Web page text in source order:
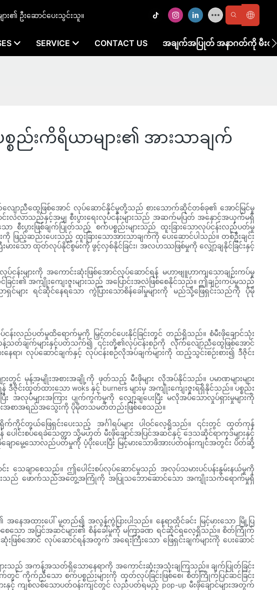
ား၏ ဦးဆောင်ပေးသွင်းသူ။
SERVICE CONTACT US အချက်အပြုတ် အနာဂတ်ကို မီးထိုး
ည်းကိရိယာများ၏ အားသာချက်
က်လျောညီထွေဖြစ်အောင် လုပ်ဆောင်နိုင်မှုတို့သည် စားသောက်ဆိုင်တစ်ခု၏ အောင်မြင်မှု
ောင်းလဲလာသည်နှင့်အမျှ စီးပွားရေးလုပ်ငန်းများသည် အဆက်မပြတ် အနှောင့်အယှက်မရှိ
ပွားဖြစ်ချက်ပြုတ်သည့် စက်ပစ္စည်းများသည် ထူးခြားသောလုပ်ငန်းလည်ပတ်မှု
ဖြည့်ဆည်းပေးသည့် ထူးခြားသောအားသာချက်ကို ပေးဆောင်ပါသည်။ တစ်ဦးချင်း
းမားသော ထုတ်လုပ်နိုင်စွမ်းကို ဖွင့်လှစ်နိုင်ခြင်း၊ အလဟဿဖြစ်မှုကို လျှော့ချနိုင်ခြင်းနှင့်
ငန်းများကို အကောင်းဆုံးဖြစ်အောင်လုပ်ဆောင်ရန် မဟာဗျူဟာကျသောချဉ်းကပ်မှု
င်း၏ အကျိုးကျေးဇူးများသည် အပြောင်းအလဲဖြစ်စေနိုင်သည်။ ဤချဉ်းကပ်မှုသည်
ာရှင်များ ရင်ဆိုင်နေရသော ကွဲပြားသောစိန်ခေါ်မှုများကို မည်သို့ဖြေရှင်းသည်ကို ပိုမို
ငန်းလည်ပတ်မှုထိရောက်မှုကို မြှင့်တင်ပေးနိုင်ခြင်းတွင် တည်ရှိသည်။ စံမီးဖိုချောင်သုံး
၏ ကန့်သတ်ချက်များနှင့်ပတ်သက်၍ ၎င်းတို့၏လုပ်ငန်းစဉ်ကို လိုက်လျောညီထွေဖြစ်အောင်
ာ၊ လုပ်ဆောင်ချက်နှင့် လုပ်ငန်းစဉ်လိုအပ်ချက်များကို ထည့်သွင်းစဉ်းစား၍ ဒီဇိုင်း
းတွင် မုန့်အမျိုးအစားအချို့ကို ဖုတ်သည့် မီးဖိုများ လိုအပ်နိုင်သည်။ ပမာဏများများ
ဇိုင်းထုတ်ထားသော woks နှင့် burners များမှ အကျိုးကျေးဇူးရရှိနိုင်သည်။ ပစ္စည်း
အလုပ်များအကြား ပျက်ကွက်မှုကို လျှော့ချပေးပြီး မလိုအပ်သောလှုပ်ရှားမှုများကို
ားအစာအရည်အသွေးကို ပိုမိုတသမတ်တည်းဖြစ်စေသည်။
က်ကိုင်တွယ်ဖြေရှင်းပေးသည့် အင်္ဂါရပ်များ ပါဝင်လေ့ရှိသည်။ ၎င်းတွင် ထုတ်ကုန်
ါင်းစပ်ရေခဲသေတ္တာ သို့မဟုတ် မီးဖိုချောင်အပြင်အဆင်နှင့် ဒေသဆိုင်ရာကုဒ်များနှင့်
သောလည်ပတ်မှုကို ပံ့ပိုးပေးပြီး မြင့်မားသောဖိအားပတ်ဝန်းကျင်အတွင်း ပိတ်ဆို့
း သေချာစေသည်။ ဤပေါင်းစပ်လုပ်ဆောင်မှုသည် အလုပ်သမားပင်ပန်းနွမ်းနယ်မှုကို
အားလုံးသည် ဖောက်သည်အတွေ့အကြုံကို အပြုသဘောဆောင်သော အကျိုးသက်ရောက်မှုရှိ
ေအထားပေါ် မူတည်၍ အလွန်ကွဲပြားပါသည်။ နေရာထိုင်ခင်း မြင့်မားသော မြို့ပြ
ေသော အပြင်အဆင်များ၏ စိန်ခေါ်မှုကို မကြာခဏ ရင်ဆိုင်ရလေ့ရှိသည်။ စိတ်ကြိုက်
ြစ်အောင် လုပ်ဆောင်ရန်အတွက် အရေးကြီးသော ဖြေရှင်းချက်များကို ပေးဆောင်
ျားသည် အကန့်အသတ်ရှိသောနေရာကို အကောင်းဆုံးအသုံးချကြသည်။ ချက်ပြုတ်ခြင်း
ာက်တွင် ကိုက်ညီသော စက်ပစ္စည်းများကို ထုတ်လုပ်ခြင်းဖြစ်စေ၊ စိတ်ကြိုက်ပြင်ဆင်ခြင်း
ကျစ်လစ်သောပတ်ဝန်းကျင်တွင် လည်ပတ်ရမည့် pop-up မီးဖိုချောင်များအတွက်